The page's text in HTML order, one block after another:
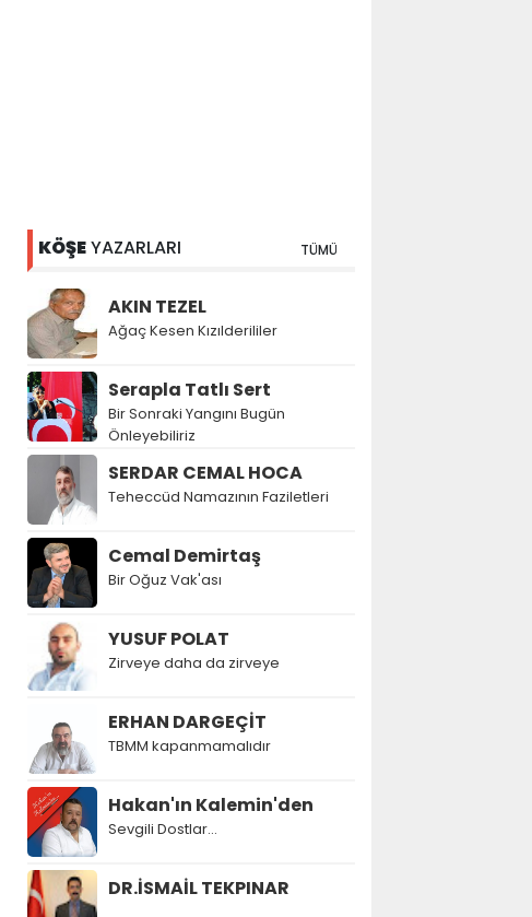
KÖŞEYAZARLARI TÜMÜ
AKIN TEZEL
Ağaç Kesen Kızılderililer
Serapla Tatlı Sert
Bir Sonraki Yangını Bugün
Önleyebiliriz
SERDAR CEMAL HOCA
Teheccüd Namazının Faziletleri
Cemal Demirtaş
Bir Oğuz Vak'ası
YUSUF POLAT
Zirveye daha da zirveye
ERHAN DARGEÇİT
TBMM kapanmamalıdır
Hakan'ın Kalemin'den
Sevgili Dostlar...
DR.İSMAİL TEKPINAR